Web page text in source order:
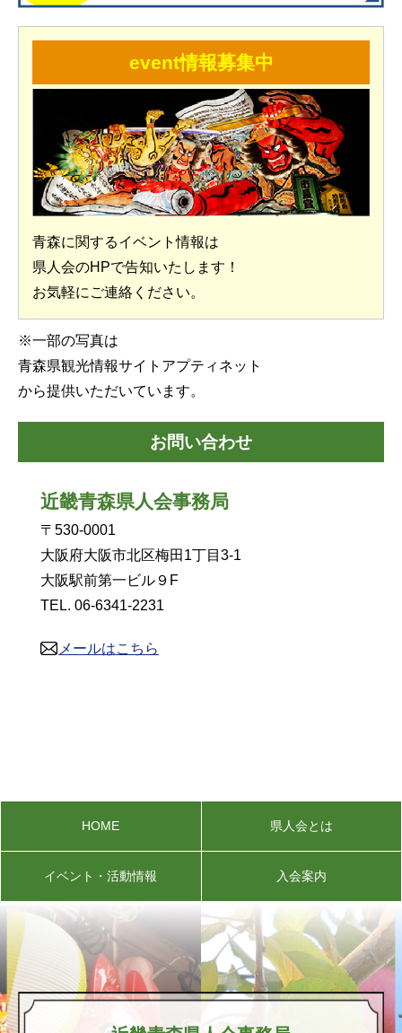
event情報募集中
青森に関するイベント情報は
県人会のHPで告知いたします！
お気軽にご連絡ください。
※一部の写真は
青森県観光情報サイトアプティネット
から提供いただいています。
お問い合わせ
近畿青森県人会事務局
〒530-0001
大阪府大阪市北区梅田1丁目3-1
大阪駅前第一ビル９F
TEL. 06-6341-2231
メールはこちら
HOME 県人会とは
イベント・活動情報 入会案内